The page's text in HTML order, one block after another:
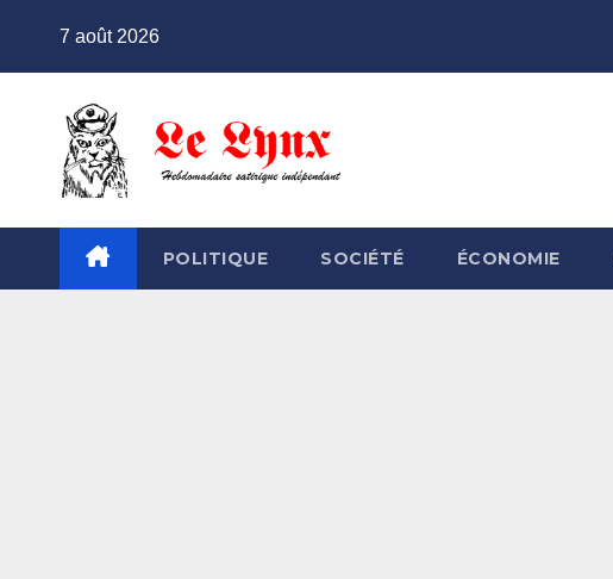
7 août 2026
POLITIQUE SOCIÉTÉ ÉCONOMIE